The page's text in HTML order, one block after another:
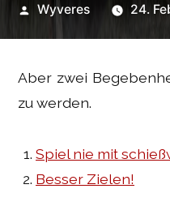
Veröffentlicht
Wyveres 24.
Aber zwei
zu werden.
Spiel nie mit
Besser Zielen!